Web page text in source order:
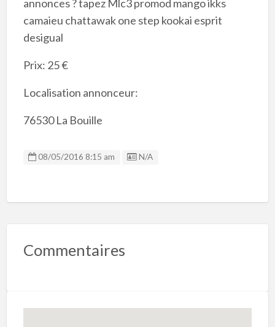
annonces ? tapez Mlc3 promod mango ikks
camaieu chattawak one step kookai esprit
desigual
Prix: 25 €
Localisation annonceur:
76530 La Bouille
08/05/2016 8:15 am Listing ID
N/A
Commentaires